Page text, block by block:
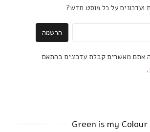
ועדכונים על כל פוסט חדש?
אתם מאשרים קבלת עדכונים בהתאם
.
Green is my Colour